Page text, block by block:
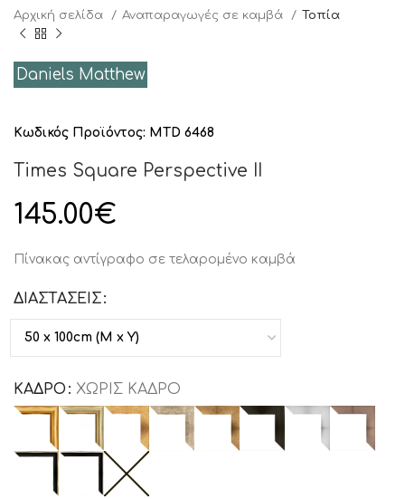
Αρχική σελίδα Αναπαραγωγές σε καμβά Τοπία
Daniels Matthew
Κωδικός Προϊόντος: MTD 6468
Times Square Perspective II
145.00€
Πίνακας αντίγραφο σε τελαρομένο καμβά
ΔΙΑΣΤΑΣΕΙΣ
ΚΑΔΡΟ ΧΩΡΙΣ ΚΑΔΡΟ